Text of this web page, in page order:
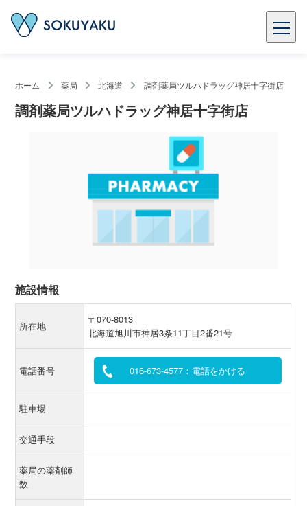
ホーム 薬局 北海道 調剤薬局ツルハドラッグ神居十字街店
調剤薬局ツルハドラッグ神居十字街店
施設情報
所在地
〒070-8013
北海道旭川市神居3条11丁目2番21号
電話番号 016-673-4577：電話をかける
駐車場
交通手段
薬局の薬剤師
数